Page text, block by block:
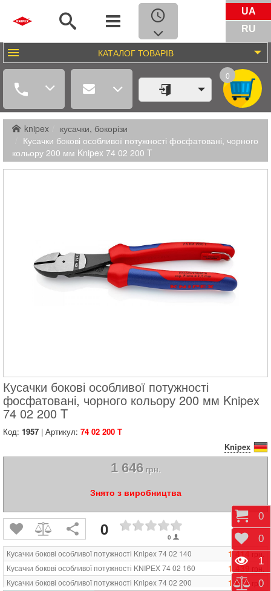
UA
RU
КАТАЛОГ ТОВАРІВ
0
knipex
кусачки, бокорізи
Кусачки бокові особливої ​​потужності фосфатовані, чорного
кольору 200 мм Knipex 74 02 200 T
Кусачки бокові особливої ​​потужності
фосфатовані, чорного кольору 200 мм Knipex
74 02 200 T
Код: 1957 | Артикул: 74 02 200 T
Knipex
1 646грн.
Знято з виробництва
0 0
Кусачки бокові особливої потужності Knipex 74 02 140 1 414грн.
Кусачки бокові особливої потужності KNIPEX 74 02 160
1 439
Кусачки бокові особливої потужності Knipex 74 02 200
1 691 грн.
0
0
1
0